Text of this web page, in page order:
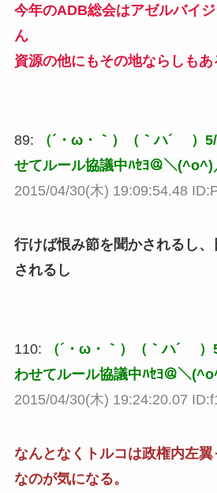
今年のADB総会はアゼルバイ
ん
資源の他にもその地ならしもあ
89:
（´・ω・｀）（｀ハ´ ）
せてルール協議中ﾊｾﾖ＠＼(^o^)
2015/04/30(木) 19:09:54.48
行けば恨み節を聞かされるし、
されるし
110:
（´・ω・｀）（｀ハ´ ）
わせてルール協議中ﾊｾﾖ＠＼
2015/04/30(木) 19:24:20.07
なんとなくトルコは政権内左翼
なのが気になる。